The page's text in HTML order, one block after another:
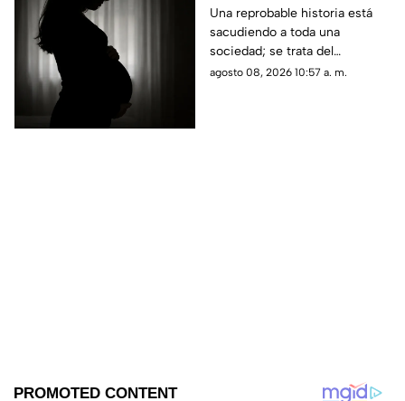
años; esto se sabe
(+VIDEO)
Una reprobable historia está
sacudiendo a toda una
sociedad; se trata del
embarazo de una niña de 11
agosto 08, 2026 10:57 a. m.